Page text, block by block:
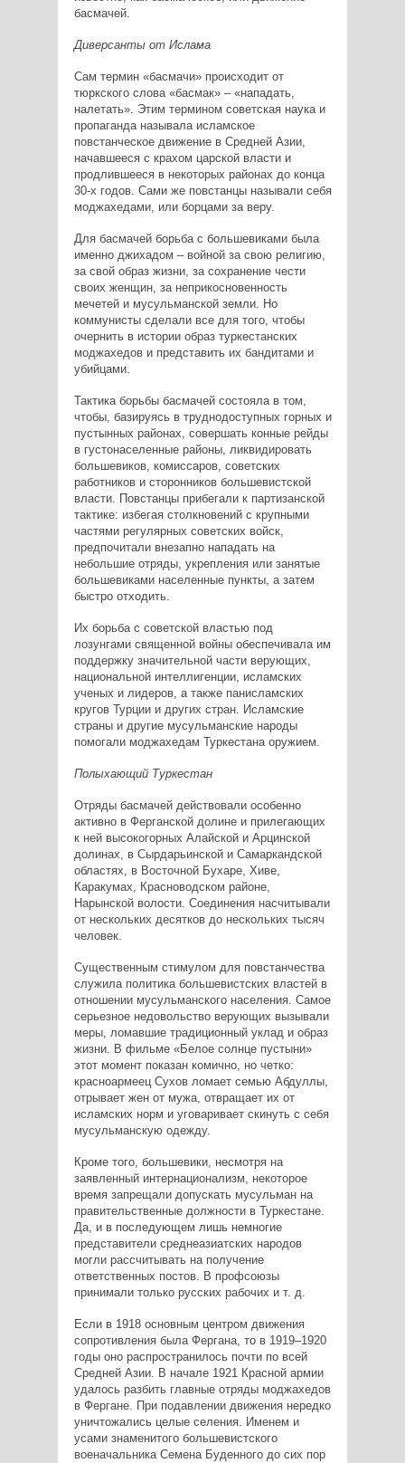
басмачей.
Диверсанты от Ислама
Сам термин «басмачи» происходит от
тюркского слова «басмак» – «нападать,
налетать». Этим термином советская наука и
пропаганда называла исламское
повстанческое движение в Средней Азии,
начавшееся с крахом царской власти и
продлившееся в некоторых районах до конца
30-х годов. Сами же повстанцы называли себя
моджахедами, или борцами за веру.
Для басмачей борьба с большевиками была
именно джихадом – войной за свою религию,
за свой образ жизни, за сохранение чести
своих женщин, за неприкосновенность
мечетей и мусульманской земли. Но
коммунисты сделали все для того, чтобы
очернить в истории образ туркестанских
моджахедов и представить их бандитами и
убийцами.
Тактика борьбы басмачей состояла в том,
чтобы, базируясь в труднодоступных горных и
пустынных районах, совершать конные рейды
в густонаселенные районы, ликвидировать
большевиков, комиссаров, советских
работников и сторонников большевистской
власти. Повстанцы прибегали к партизанской
тактике: избегая столкновений с крупными
частями регулярных советских войск,
предпочитали внезапно нападать на
небольшие отряды, укрепления или занятые
большевиками населенные пункты, а затем
быстро отходить.
Их борьба с советской властью под
лозунгами священной войны обеспечивала им
поддержку значительной части верующих,
национальной интеллигенции, исламских
ученых и лидеров, а также панисламских
кругов Турции и других стран. Исламские
страны и другие мусульманские народы
помогали моджахедам Туркестана оружием.
Полыхающий Туркестан
Отряды басмачей действовали особенно
активно в Ферганской долине и прилегающих
к ней высокогорных Алайской и Арцинской
долинах, в Сырдарьинской и Самаркандской
областях, в Восточной Бухаре, Хиве,
Каракумах, Красноводском районе,
Нарынской волости. Соединения насчитывали
от нескольких десятков до нескольких тысяч
человек.
Существенным стимулом для повстанчества
служила политика большевистских властей в
отношении мусульманского населения. Самое
серьезное недовольство верующих вызывали
меры, ломавшие традиционный уклад и образ
жизни. В фильме «Белое солнце пустыни»
этот момент показан комично, но четко:
красноармеец Сухов ломает семью Абдуллы,
отрывает жен от мужа, отвращает их от
исламских норм и уговаривает скинуть с себя
мусульманскую одежду.
Кроме того, большевики, несмотря на
заявленный интернационализм, некоторое
время запрещали допускать мусульман на
правительственные должности в Туркестане.
Да, и в последующем лишь немногие
представители среднеазиатских народов
могли рассчитывать на получение
ответственных постов. В профсоюзы
принимали только русских рабочих и т. д.
Если в 1918 основным центром движения
сопротивления была Фергана, то в 1919–1920
годы оно распространилось почти по всей
Средней Азии. В начале 1921 Красной армии
удалось разбить главные отряды моджахедов
в Фергане. При подавлении движения нередко
уничтожались целые селения. Именем и
усами знаменитого большевистского
военачальника Семена Буденного до сих пор